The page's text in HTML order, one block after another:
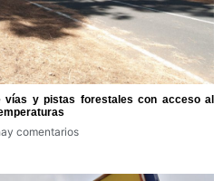
vías y pistas forestales con acceso al
comentarios